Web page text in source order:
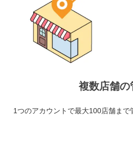
複数店舗の
1つのアカウントで最大100店舗まで